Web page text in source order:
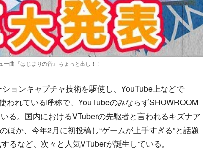
ー曲『はじまりの音』ちょっと出し！！
ョンキャプチャ技術を駆使し、YouTube上などで
われている呼称で、YouTubeのみならずSHOWROOM
る。国内におけるVTuberの先駆者と言われるキズナア
ほか、今年2月に初投稿し“ゲームが上手すぎる”と話題
るなど、次々と人気VTuberが誕生している。